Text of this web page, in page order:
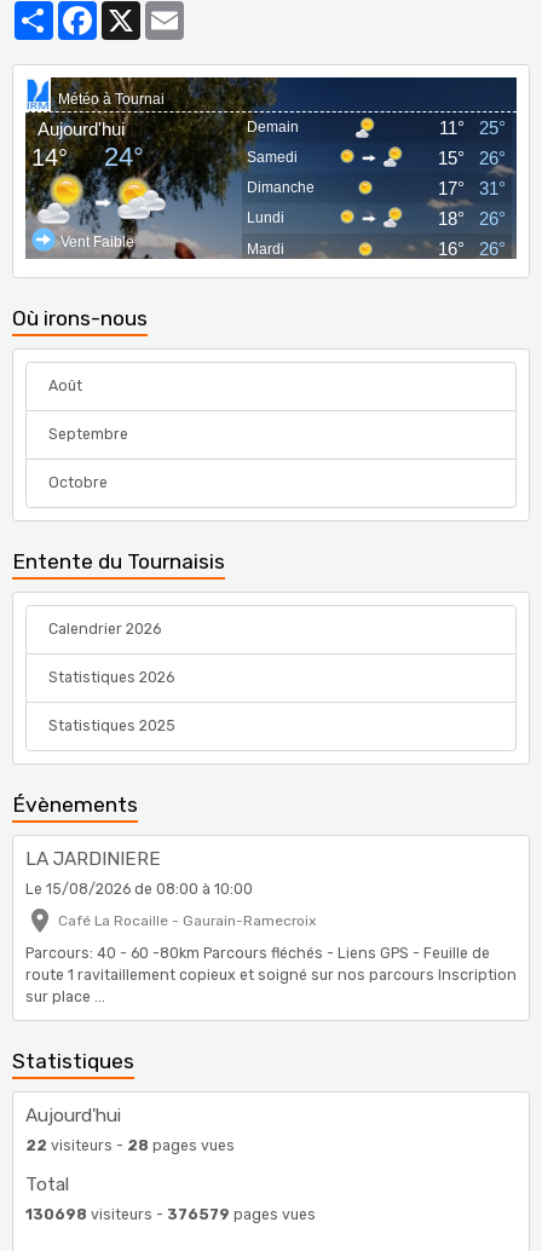
PartagerFacebook
X
Où irons-nous
Août
Septembre
Octobre
Entente du Tournaisis
Calendrier 2026
Statistiques 2026
Statistiques 2025
Évènements
LA JARDINIERE
Le 15/08/2026 de 08:00 à 10:00
Café La Rocaille - Gaurain-Ramecroix
Parcours: 40 - 60 -80km Parcours fléchés - Liens GPS - Feuille de
route 1 ravitaillement copieux et soigné sur nos parcours Inscription
sur place ...
Statistiques
Aujourd'hui
22 visiteurs - 28 pages vues
Total
130698 visiteurs - 376579 pages vues